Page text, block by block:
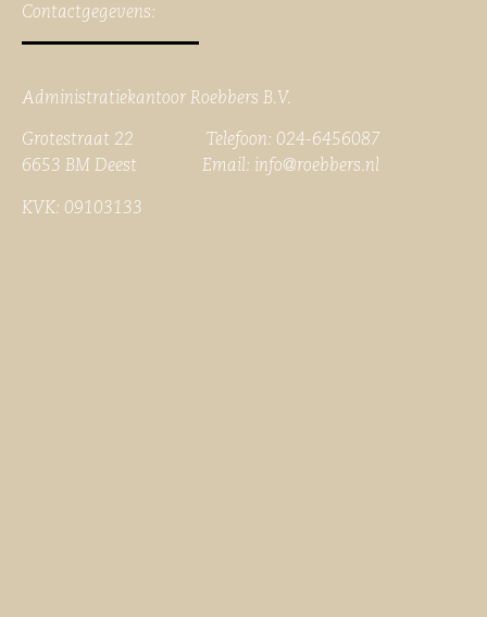
Contactgegevens:
Administratiekantoor Roebbers B.V.
Grotestraat 22 Telefoon: 024-6456087
6653 BM Deest Email: info@roebbers.nl
KVK: 09103133